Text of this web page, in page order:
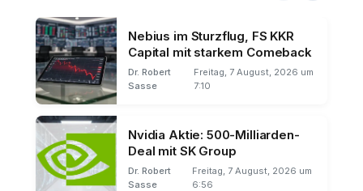
Nebius im Sturzflug, FS KKR
Capital mit starkem Comeback
Dr. Robert
Sasse
Freitag, 7 August, 2026 um
7:10
Nvidia Aktie: 500-Milliarden-
Deal mit SK Group
Dr. Robert
Sasse
Freitag, 7 August, 2026 um
6:56